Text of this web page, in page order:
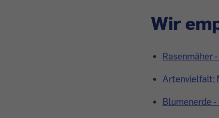
Wir
Rasenmäher
Artenvielfalt:
Blumenerde